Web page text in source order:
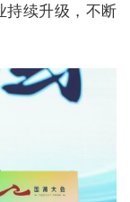
持续升级，不断